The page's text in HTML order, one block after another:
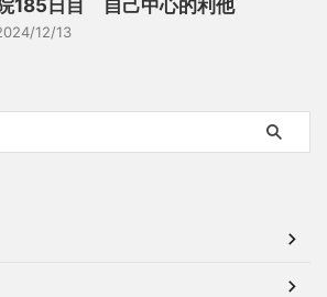
185日目 自己中心的利他
12/13